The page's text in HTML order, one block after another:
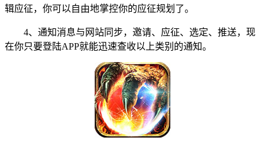
辑应征，你可以自由地掌控你的应征规划了。
4、通知消息与网站同步，邀请、应征、选定、推送，现
在你只要登陆APP就能迅速查收以上类别的通知。